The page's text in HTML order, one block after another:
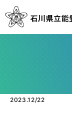
2023.12/22